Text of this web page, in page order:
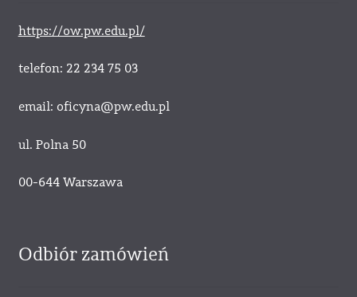
https://ow.pw.edu.pl/
telefon: 22 234 75 03
email: oficyna@pw.edu.pl
ul. Polna 50
00-644 Warszawa
Odbiór zamówień